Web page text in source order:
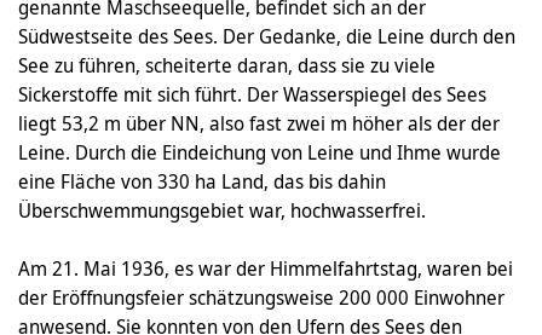
genannte Maschseequelle, befindet sich an der
Südwestseite des Sees. Der Gedanke, die Leine durch den
See zu führen, scheiterte daran, dass sie zu viele
Sickerstoffe mit sich führt. Der Wasserspiegel des Sees
liegt 53,2 m über NN, also fast zwei m höher als der der
Leine. Durch die Eindeichung von Leine und Ihme wurde
eine Fläche von 330 ha Land, das bis dahin
Überschwemmungsgebiet war, hochwasserfrei.
Am 21. Mai 1936, es war der Himmelfahrtstag, waren bei
der Eröffnungsfeier schätzungsweise 200 000 Einwohner
anwesend. Sie konnten von den Ufern des Sees den